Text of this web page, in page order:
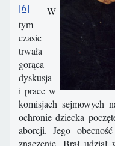
[6] W
tym
czasie
trwała
gorąca
dyskusja
i prace w
komisjach sejmowych
ochronie dziecka
aborcji. Jego
znaczenie. Brał